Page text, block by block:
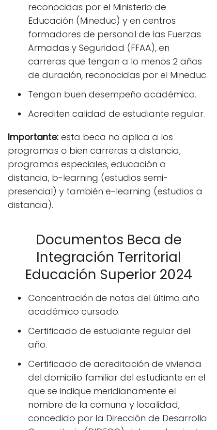
reconocidas por el Ministerio de
Educación (Mineduc) y en centros
formadores de personal de las Fuerzas
Armadas y Seguridad (FFAA), en
carreras que tengan a lo menos 2 años
de duración, reconocidas por el Mineduc.
Tengan buen desempeño académico.
Acrediten calidad de estudiante regular.
Importante: esta beca no aplica a los
programas o bien carreras a distancia,
programas especiales, educación a
distancia, b-learning (estudios semi-
presencial) y también e-learning (estudios a
distancia).
Documentos Beca de
Integración Territorial
Educación Superior 2024
Concentración de notas del último año
académico cursado.
Certificado de estudiante regular del
año.
Certificado de acreditación de vivienda
del domicilio familiar del estudiante en el
que se indique meridianamente el
nombre de la comuna y localidad,
concedido por la Dirección de Desarrollo